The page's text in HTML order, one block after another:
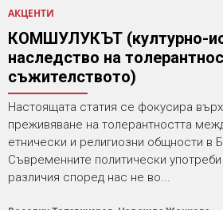
АКЦЕНТИ
КОМШУЛУКЪТ (културно-
наследство на
съжителството)
Настоящата статия се фокусира
преживяване на толерантността
етнически и религиозни общности в
Съвременните политически
различия според нас не во...